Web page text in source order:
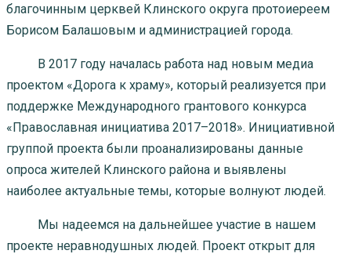
благочинным церквей Клинского округа протоиереем
Борисом Балашовым и администрацией города.
В 2017 году началась работа над новым медиа
проектом «Дорога к храму», который реализуется при
поддержке Международного грантового конкурса
«Православная инициатива 2017–2018». Инициативной
группой проекта были проанализированы данные
опроса жителей Клинского района и выявлены
наиболее актуальные темы, которые волнуют людей.
Мы надеемся на дальнейшее участие в нашем
проекте неравнодушных людей. Проект открыт для